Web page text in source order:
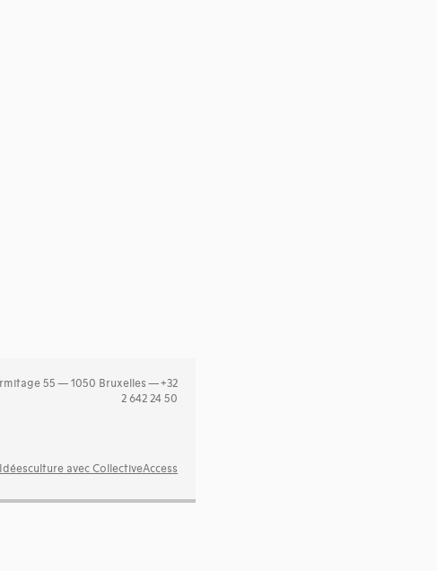
55 — 1050 Bruxelles — +32
2 642 24 50
avec CollectiveAccess